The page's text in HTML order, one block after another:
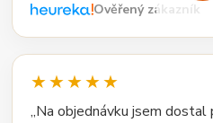
Ověřený zákazník
★★★★★
„Na objednávku jsem